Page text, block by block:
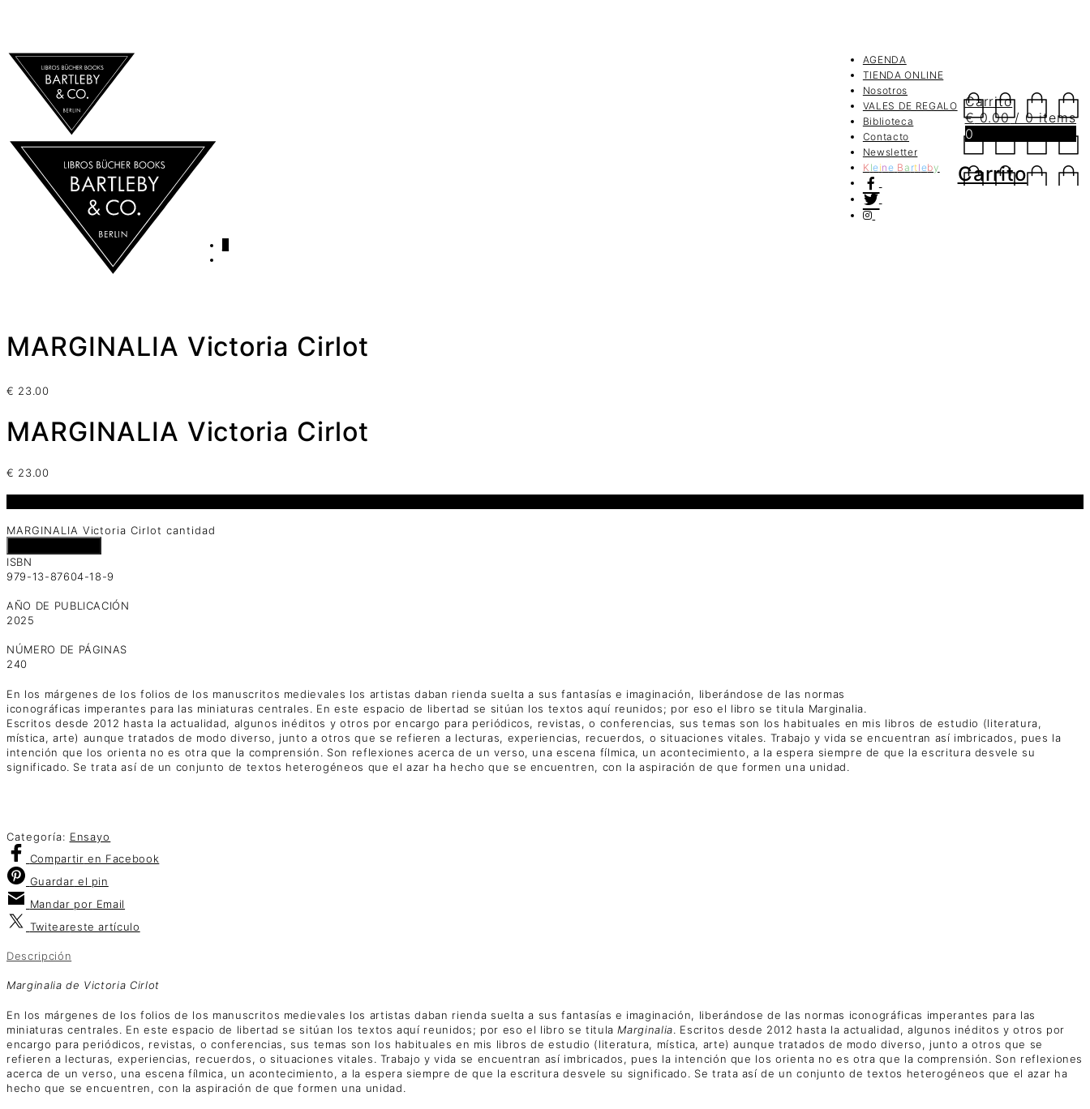
AGENDA
TIENDA ONLINE
Nosotros
VALES DE REGALO
Biblioteca
Contacto
Newsletter
K leine Ba rtleby
Carrito
€0.00 / 0 items
0
Carrito
MARGINALIA Victoria Cirlot
€ 23.00
MARGINALIA Victoria Cirlot
€ 23.00
MARGINALIA Victoria Cirlot cantidad
ISBN
979-13-87604-18-9
AÑO DE PUBLICACIÓN
2025
NÚMERO DE PÁGINAS
240
En los márgenes de los folios de los manuscritos medievales los artistas daban rienda suelta a sus fantasías e imaginación, liberándose de las normas
iconográficas imperantes para las miniaturas centrales. En este espacio de libertad se sitúan los textos aquí reunidos; por eso el libro se titula Marginalia.
Escritos desde 2012 hasta la actualidad, algunos inéditos y otros por encargo para periódicos, revistas, o conferencias, sus temas son los habituales en mis libros de estudio (literatura,
mística, arte) aunque tratados de modo diverso, junto a otros que se refieren a lecturas, experiencias, recuerdos, o situaciones vitales. Trabajo y vida se encuentran así imbricados, pues la
intención que los orienta no es otra que la comprensión. Son reflexiones acerca de un verso, una escena fílmica, un acontecimiento, a la espera siempre de que la escritura desvele su
significado. Se trata así de un conjunto de textos heterogéneos que el azar ha hecho que se encuentren, con la aspiración de que formen una unidad.
Categoría: Ensayo
Compartir en Facebook
Guardar el pin
Mandar por Email
Twiteareste artículo
Descripción
Marginalia de Victoria Cirlot
En los márgenes de los folios de los manuscritos medievales los artistas daban rienda suelta a sus fantasías e imaginación, liberándose de las normas iconográficas imperantes para las
miniaturas centrales. En este espacio de libertad se sitúan los textos aquí reunidos; por eso el libro se titulaMarginalia. Escritos desde 2012 hasta la actualidad, algunos inéditos y otros por
encargo para periódicos, revistas, o conferencias, sus temas son los habituales en mis libros de estudio (literatura, mística, arte) aunque tratados de modo diverso, junto a otros que se
refieren a lecturas, experiencias, recuerdos, o situaciones vitales. Trabajo y vida se encuentran así imbricados, pues la intención que los orienta no es otra que la comprensión. Son reflexiones
acerca de un verso, una escena fílmica, un acontecimiento, a la espera siempre de que la escritura desvele su significado. Se trata así de un conjunto de textos heterogéneos que el azar ha
hecho que se encuentren, con la aspiración de que formen una unidad.